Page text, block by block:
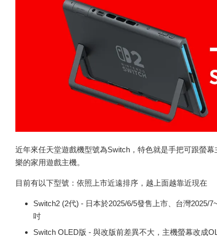
近年來任天堂遊戲機型號為Switch，特色就是手把可跟螢
樂的家用遊戲主機。
目前有以下型號：依照上市近遠排序，越上面越靠近現在
Switch2 (2代) - 日本於2025/6/5發售上市、台灣2025/
吋
Switch OLED版 - 與改版前差異不大，主機螢幕改成